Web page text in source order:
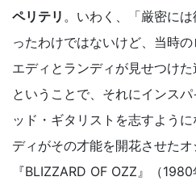
ペリテリ 。いわく、「厳密に
ったわけではないけど、当時
エディとランディが見せつけた
ということで、それにインス
ッド・ギタリストを志すよう
ディがその才能を開花させた
『BLIZZARD OF OZZ』（